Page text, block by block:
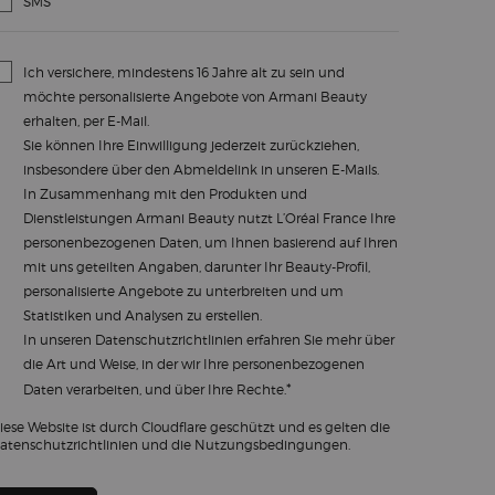
Ich versichere, mindestens 16 Jahre alt zu sein und
möchte personalisierte Angebote von Armani Beauty
erhalten, per E-Mail.
Sie können Ihre Einwilligung jederzeit zurückziehen,
insbesondere über den Abmeldelink in unseren E-Mails.
In Zusammenhang mit den Produkten und
Dienstleistungen Armani Beauty nutzt L’Oréal France Ihre
personenbezogenen Daten, um Ihnen basierend auf Ihren
mit uns geteilten Angaben, darunter Ihr Beauty-Profil,
personalisierte Angebote zu unterbreiten und um
Statistiken und Analysen zu erstellen.
In unseren Datenschutzrichtlinien erfahren Sie mehr über
die Art und Weise, in der wir Ihre personenbezogenen
Daten verarbeiten, und über Ihre Rechte.*
Website ist durch Cloudflare geschützt und es gelten die
und die Nutzungsbedingungen.